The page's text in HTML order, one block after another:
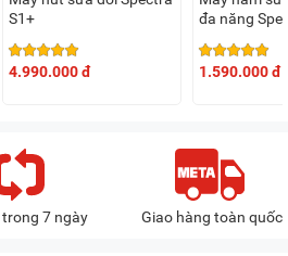
S1+
4.990.000 đ
đa năng
1.590.000 đ
7 ngày Giao hàng toàn quốc